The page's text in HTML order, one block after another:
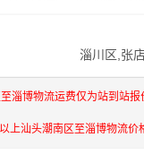
淄川区,张
淄博物流运费仅为站到站
上汕头潮南区至淄博物流价